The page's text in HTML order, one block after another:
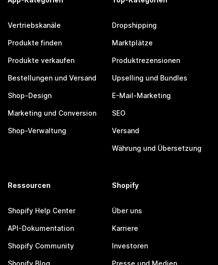
Vertriebskanäle
Produkte finden
Produkte verkaufen
Bestellungen und Versand
Shop-Design
Marketing und Conversion
Shop-Verwaltung
Dropshipping
Marktplätze
Produktrezensionen
Upselling und Bundles
E-Mail-Marketing
SEO
Versand
Währung und Übersetzung
Ressourcen
Shopify Help Center
API-Dokumentation
Shopify Community
Shopify
Über uns
Karriere
Investoren